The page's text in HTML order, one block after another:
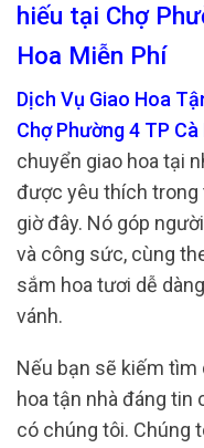
hiếu tại Chợ
Hoa Miễn Phí
Dịch Vụ Giao Hoa
Chợ Phường 4 TP
chuyển giao hoa tại
được yêu thích trong
giờ đây. Nó góp
và công sức, cùng
sắm hoa tươi dễ
vánh.
Nếu bạn sẽ kiếm tìm
hoa tận nhà đáng tin
có chúng tôi. Chúng